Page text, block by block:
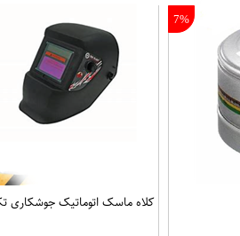
7%
کلاه ماسک اتوماتیک جوشکاری